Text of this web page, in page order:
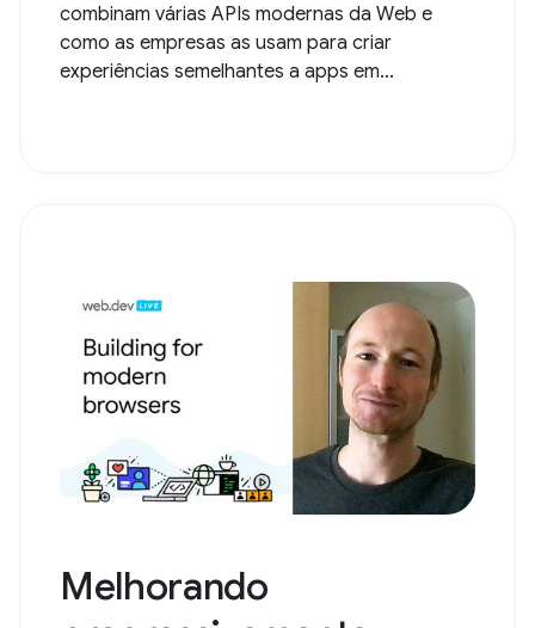
combinam várias APIs modernas da Web e
como as empresas as usam para criar
experiências semelhantes a apps em...
Melhorando